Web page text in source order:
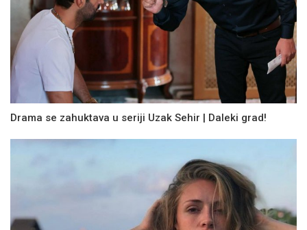
Drama se zahuktava u seriji Uzak Sehir | Daleki grad!